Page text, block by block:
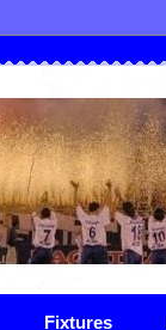
Fixtures